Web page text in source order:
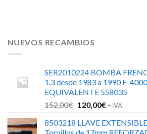
NUEVOS RECAMBIOS
SER2010224 BOMBA
1.3 desde 1983 a 1990 F-
EQUIVALENTE 558035
152,00€ El
original
120,00€El
actual
+ IVA
8503218 LLAVE